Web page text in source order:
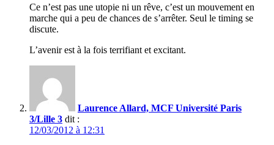
Ce n’est pas une utopie ni un rêve, c’est un mouvement en
marche qui a peu de chances de s’arrêter. Seul le timing se
discute.
L’avenir est à la fois terrifiant et excitant.
Laurence Allard, MCF Université Paris
3/Lille 3 dit :
12/03/2012 à 12:31